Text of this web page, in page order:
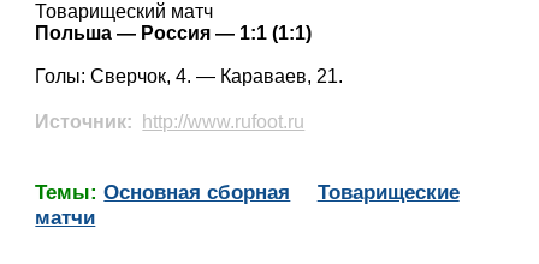
Товарищеский матч
Польша — Россия — 1:1 (1:1)
Голы: Сверчок, 4. — Караваев, 21.
Источник: http://www.rufoot.ru
Темы:Основная сборная
Товарищеские
матчи